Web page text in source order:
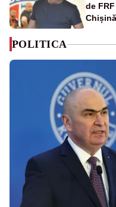
de
POLITICA